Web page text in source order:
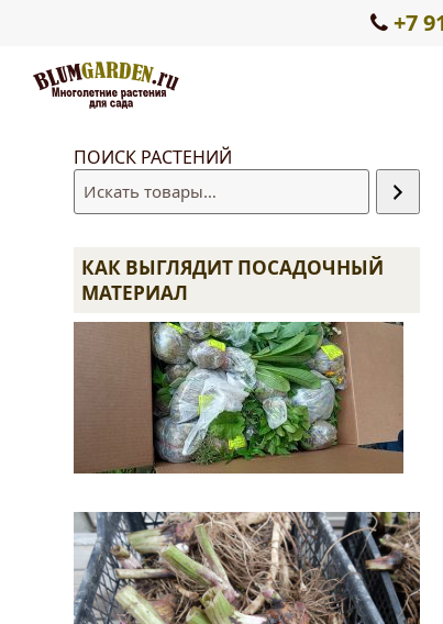
+7
ПОИСК РАСТЕНИЙ
КАК ВЫГЛЯДИТ ПОСАДОЧНЫЙ
МАТЕРИАЛ